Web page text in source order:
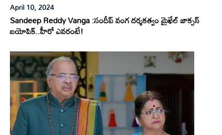
April 10, 2024
Sandeep Reddy Vanga :సందీప్ వంగ దర్శకత్వం మైఖేల్ జాక్సన్
బయోపిక్..హీరో ఎవరంటే!